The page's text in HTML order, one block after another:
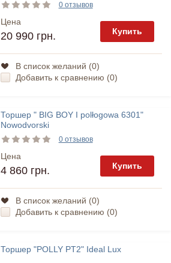
0 отзывов
Цена
20 990 грн. Купить
В список желаний (0)
Добавить к сравнению (0)
Торшер " BIG BOY I polłogowa 6301"
Nowodvorski
0 отзывов
Цена
4 860 грн. Купить
В список желаний (0)
Добавить к сравнению (0)
Торшер "POLLY PT2" Ideal Lux